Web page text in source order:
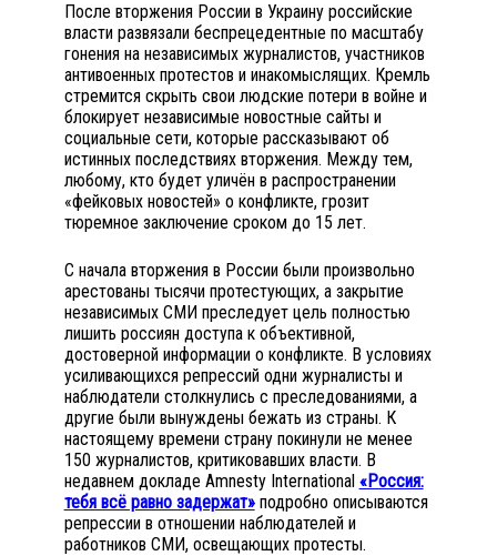
После вторжения России в Украину российские
власти развязали беспрецедентные по масштабу
гонения на независимых журналистов, участников
антивоенных протестов и инакомыслящих. Кремль
стремится скрыть свои людские потери в войне и
блокирует независимые новостные сайты и
социальные сети, которые рассказывают об
истинных последствиях вторжения. Между тем,
любому, кто будет уличён в распространении
«фейковых новостей» о конфликте, грозит
тюремное заключение сроком до 15 лет.
С начала вторжения в России были произвольно
арестованы тысячи протестующих, а закрытие
независимых СМИ преследует цель полностью
лишить россиян доступа к объективной,
достоверной информации о конфликте. В условиях
усиливающихся репрессий одни журналисты и
наблюдатели столкнулись с преследованиями, а
другие были вынуждены бежать из страны. К
настоящему времени страну покинули не менее
150 журналистов, критиковавших власти. В
недавнем докладе Amnesty International «Россия:
тебя всё равно задержат»подробно описываются
репрессии в отношении наблюдателей и
работников СМИ, освещающих протесты.